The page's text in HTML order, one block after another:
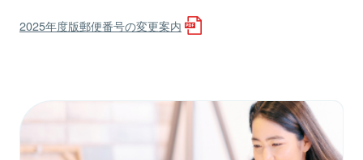
2025年度版郵便番号の変更案内